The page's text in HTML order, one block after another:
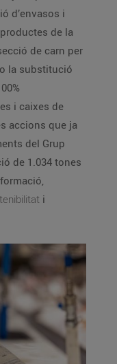
d’envasos i
de la
de carn per
la substitució
i caixes de
accions que ja
del Grup
de 1.034 tones
i